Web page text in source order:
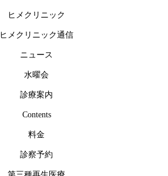
ヒメクリニック
ヒメクリニック通信
ニュース
水曜会
診療案内
Contents
料金
診察予約